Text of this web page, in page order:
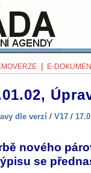
E-
dle verzí / V17 /
nového
se